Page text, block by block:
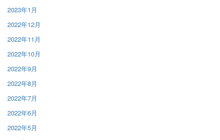
2023年1月
2022年12月
2022年11月
2022年10月
2022年9月
2022年8月
2022年7月
2022年6月
2022年5月